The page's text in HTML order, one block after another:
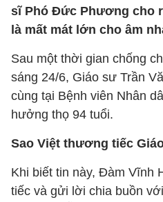
sĩ Phó Đức Phương cho
là mất mát lớn cho âm
Sau một thời gian chống
sáng 24/6, Giáo sư Trần
cùng tại Bệnh viên Nhân
hưởng thọ 94 tuổi.
Sao Việt thương tiếc
Khi biết tin này, Đàm Vĩnh
tiếc và gửi lời chia buồn